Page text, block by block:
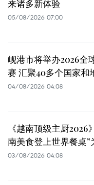
来诸多新体验
05/08/2026 07:00
岘港市将举办2026全
赛 汇聚40多个国家和
04/08/2026 04:08
《越南顶级主厨2026
南美食登上世界餐桌”
03/08/2026 04:08